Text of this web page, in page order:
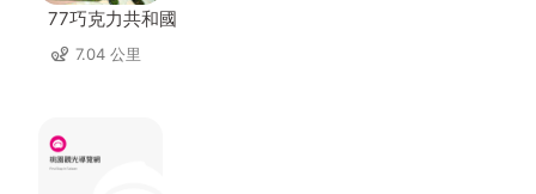
77巧克力共和國
7.04 公里